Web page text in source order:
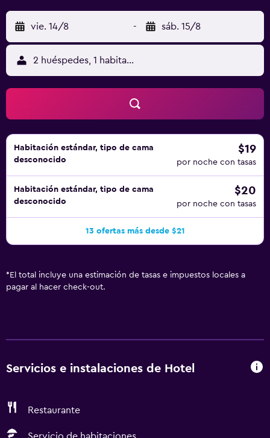
vie. 14/8 - sáb. 15/8
2 huéspedes, 1 habitación
Habitación estándar, tipo de cama
desconocido
$19
por noche con tasas
Habitación estándar, tipo de cama
desconocido
$20
por noche con tasas
13 ofertas más desde $21
* El total incluye una estimación de tasas e impuestos locales a
pagar al hacer check-out.
Servicios e instalaciones de Hotel
Restaurante